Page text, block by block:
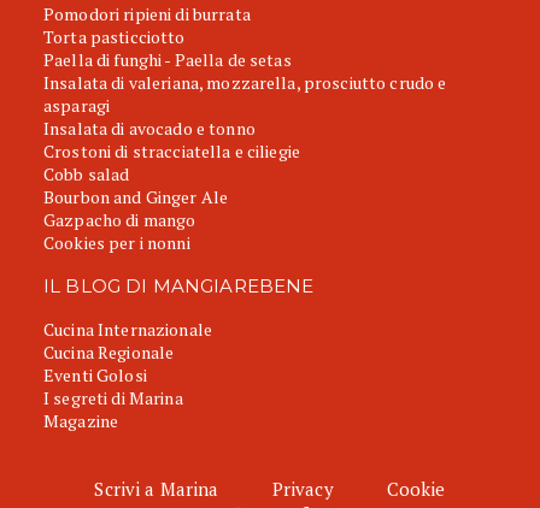
Pomodori ripieni di burrata
Torta pasticciotto
Paella di funghi - Paella de setas
Insalata di valeriana, mozzarella, prosciutto crudo e
asparagi
Insalata di avocado e tonno
Crostoni di stracciatella e ciliegie
Cobb salad
Bourbon and Ginger Ale
Gazpacho di mango
Cookies per i nonni
IL BLOG DI MANGIAREBENE
Cucina Internazionale
Cucina Regionale
Eventi Golosi
I segreti di Marina
Magazine
Scrivi a Marina Privacy Cookie